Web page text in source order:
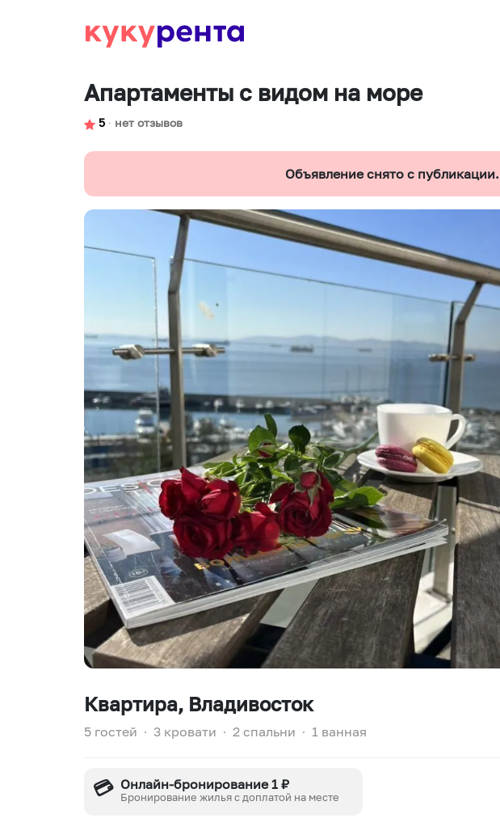
Апартаменты с видом на море
5 ∙ нет отзывов
Объявление снято с публикации.
Квартира, Владивосток
5 гостей ∙ 3 кровати ∙ 2 спальни ∙ 1 ванная
💳 Онлайн-бронирование 1 ₽
Бронирование жилья с доплатой на месте